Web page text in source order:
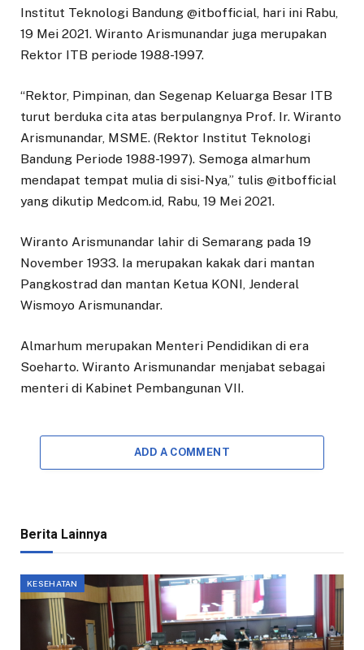
Institut Teknologi Bandung @itbofficial, hari ini Rabu,
19 Mei 2021. Wiranto Arismunandar juga merupakan
Rektor ITB periode 1988-1997.
“Rektor, Pimpinan, dan Segenap Keluarga Besar ITB
turut berduka cita atas berpulangnya Prof. Ir. Wiranto
Arismunandar, MSME. (Rektor Institut Teknologi
Bandung Periode 1988-1997). Semoga almarhum
mendapat tempat mulia di sisi-Nya,” tulis @itbofficial
yang dikutip Medcom.id, Rabu, 19 Mei 2021.
Wiranto Arismunandar lahir di Semarang pada 19
November 1933. Ia merupakan kakak dari mantan
Pangkostrad dan mantan Ketua KONI, Jenderal
Wismoyo Arismunandar.
Almarhum merupakan Menteri Pendidikan di era
Soeharto. Wiranto Arismunandar menjabat sebagai
menteri di Kabinet Pembangunan VII.
ADD A COMMENT
Berita Lainnya
KESEHATAN